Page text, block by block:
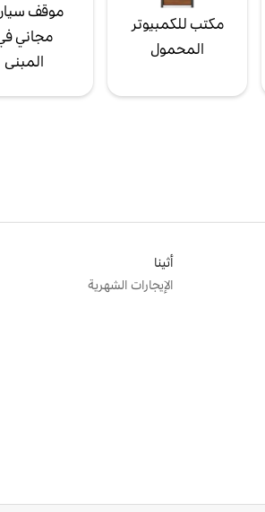
مكتب للكمبيوتر
المحمول
موقف
مجاني
المبنى
أثينا
الإيجارات الشهرية